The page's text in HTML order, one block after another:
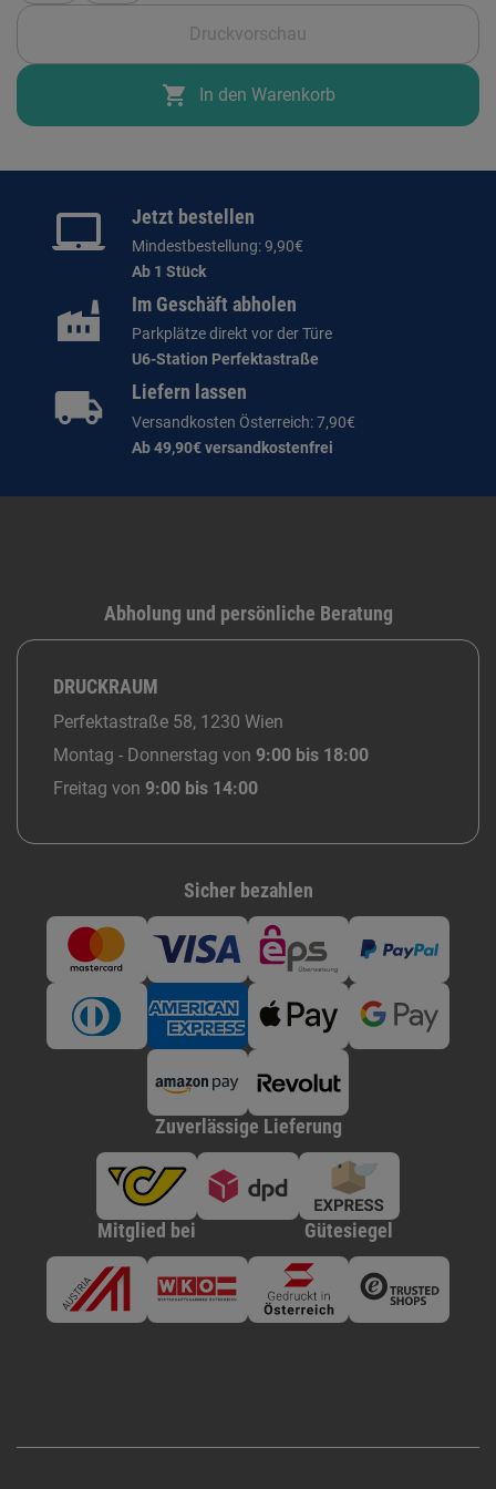
Druckvorschau
shopping_cart In den Warenkorb
Jetzt bestellen
Mindestbestellung: 9,90€
Ab 1 Stück
Im Geschäft abholen
Parkplätze direkt vor der Türe
U6-Station Perfektastraße
Liefern lassen
Versandkosten Österreich: 7,90€
Ab 49,90€ versandkostenfrei
Abholung und persönliche Beratung
DRUCKRAUM
Perfektastraße 58, 1230 Wien
Montag - Donnerstag von 9:00 bis 18:00
Freitag von 9:00 bis 14:00
Sicher bezahlen
Zuverlässige Lieferung
Mitglied bei Gütesiegel